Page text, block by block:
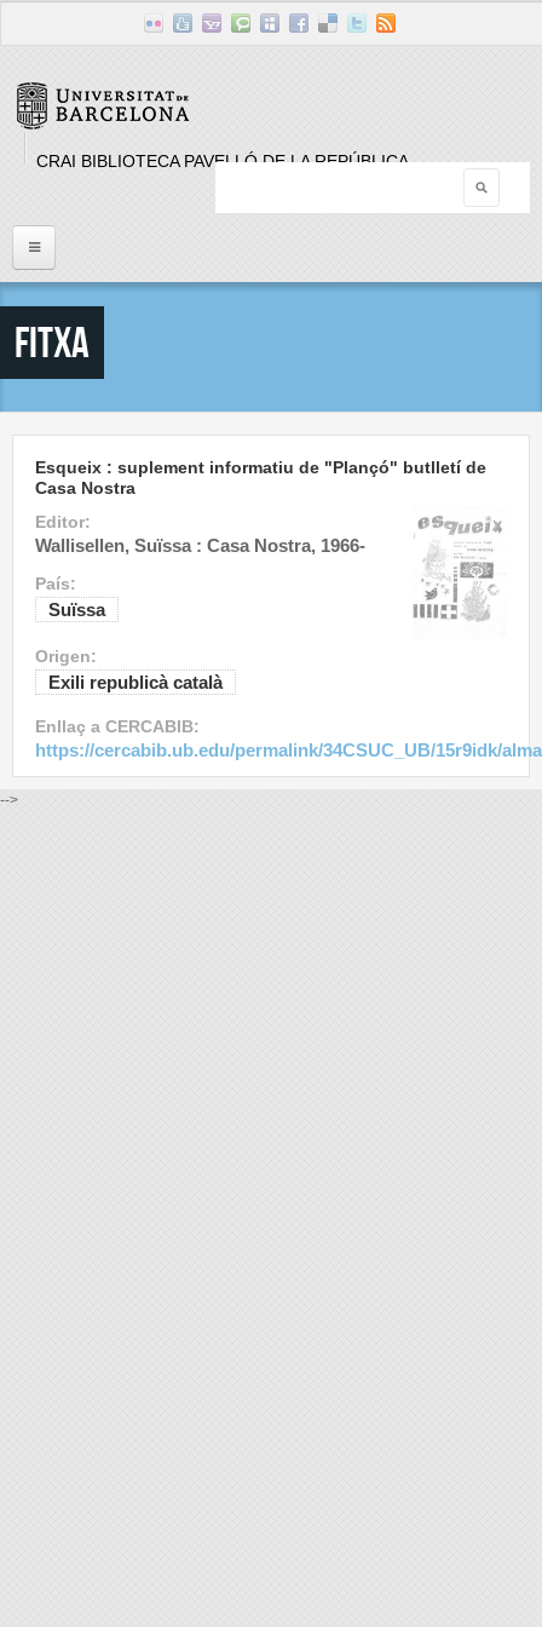
CRAI BIBLIOTECA PAVELLÓ DE LA REPÚBLICA
Inici
Llistat Publicacions periòdiques
Fitxa
Esqueix : suplement informatiu de "Plançó" butlletí de
Casa Nostra
Editor:
Wallisellen, Suïssa : Casa Nostra, 1966-
País:
Suïssa
Origen:
Exili republicà català
Enllaç a CERCABIB:
https://cercabib.ub.edu/permalink/34CSUC_UB/15r9idk/
-->